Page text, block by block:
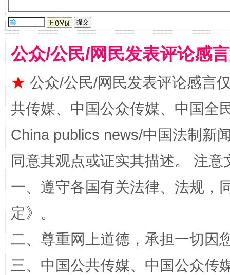
全民健身五年计划来了！等你上场
阿坝州三大球赛在茂县开幕 规模
公众/公民/网民发表评论感
★ 公众/公民/网民发表评论感言
共传媒、中国公众传媒、中国全
China publics news/中国法制新
同意其观点或证实其描述。 注
一、遵守各国有关法律、法规，
定》。
二、尊重网上道德，承担一切因
三、中国公共传媒、中国公众传